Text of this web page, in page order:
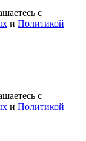
с
и Политикой
с
и Политикой